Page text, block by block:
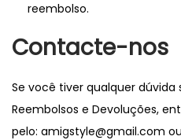
reembolso.
Contacte-nos
Se você tiver qualquer dúvida
Reembolsos e Devoluções,
pelo: amigstyle@gmail.com